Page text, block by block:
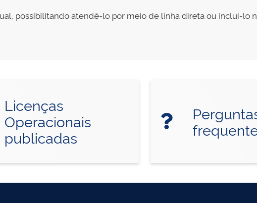
possibilitando atendê-lo por meio de linha direta ou incluí-lo
Licenças
Operacionais
publicadas